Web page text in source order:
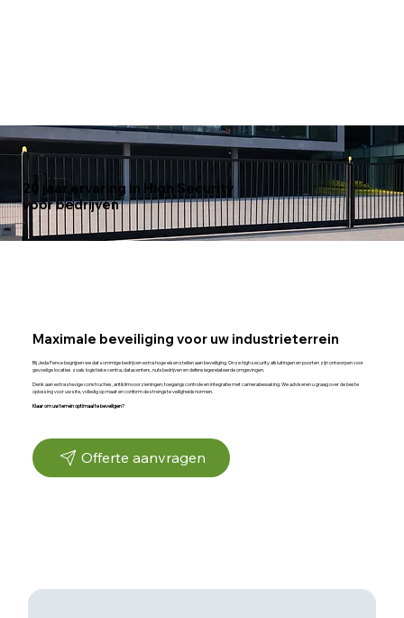
20 jaar ervaring in High Security
voor bedrijven
Maximale beveiliging voor uw industrieterrein
Bij Jeda Fence begrijpen we dat sommige bedrijven extra hoge eisen stellen aan beveiliging. Onze high security afsluitingen en poorten zijn ontworpen voor
gevoelige locaties zoals logistieke centra, datacenters, nutsbedrijven en defensiegerelateerde omgevingen.
Denk aan extra stevige constructies, antiklimvoorzieningen, toegangscontrole en integratie met camerabewaking. We adviseren u graag over de beste
oplossing voor uw site, volledig op maat en conform de strengste veiligheidsnormen.
Klaar om uw terrein optimaal te beveiligen?
Offerte aanvragen